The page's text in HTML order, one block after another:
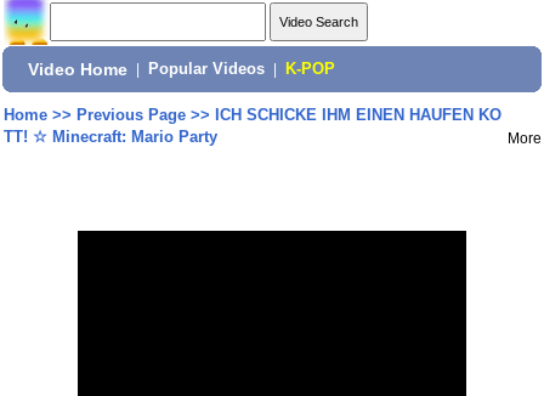
Video Home Popular Videos K-POP
Home>> Previous Page>> ICH SCHICKE IHM EINEN HAUFEN KO
TT! ☆ Minecraft: Mario Party
More